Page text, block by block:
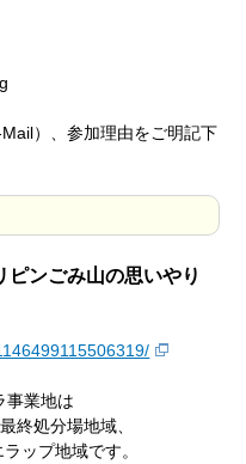
）、参加理由をご明記下
ピンごみ山の思いやり
事業地は
終処分場地域、
ップ地域です。